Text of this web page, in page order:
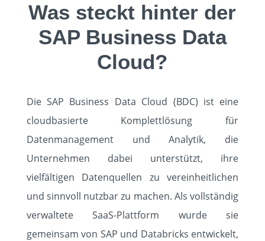
Was steckt hinter der
SAP Business Data
Cloud?
Die SAP Business Data Cloud (BDC) ist eine
cloudbasierte Komplettlösung für
Datenmanagement und Analytik, die
Unternehmen dabei unterstützt, ihre
vielfältigen Datenquellen zu vereinheitlichen
und sinnvoll nutzbar zu machen. Als vollständig
verwaltete SaaS-Plattform wurde sie
gemeinsam von SAP und Databricks entwickelt,